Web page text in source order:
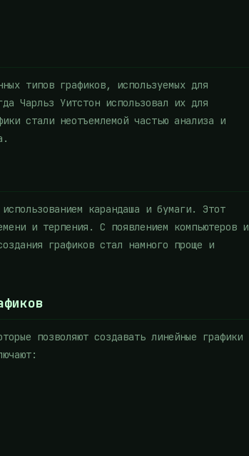
типов графиков, используемых для
Чарльз Уитстон использовал их для
стали неотъемлемой частью анализа и
карандаша и бумаги. Этот
и терпения. С появлением компьютеров и
графиков стал намного проще и
позволяют создавать линейные графики